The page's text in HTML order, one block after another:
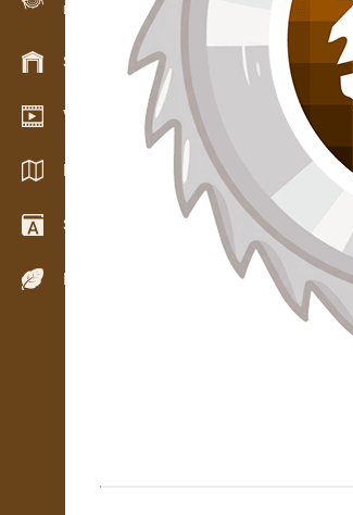
Evidence dřeva v terénu
Skladové hospodářství
Video showroom
Katalogy / Brožury
Slovník
Dřeviny